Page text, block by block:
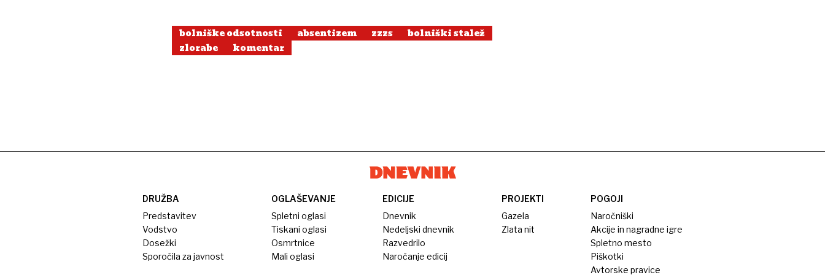
bolniške odsotnosti absentizem zzzs
bolniški stalež
zlorabe
komentar
DRUŽBA
Predstavitev
Vodstvo
Dosežki
Sporočila za javnost
OGLAŠEVANJE
Spletni oglasi
Tiskani oglasi
Osmrtnice
Mali oglasi
EDICIJE
Dnevnik
Nedeljski dnevnik
Razvedrilo
Naročanje edicij
PROJEKTI
Gazela
Zlata nit
POGOJI
Naročniški
Akcije in nagradne igre
Spletno mesto
Piškotki
Avtorske pravice